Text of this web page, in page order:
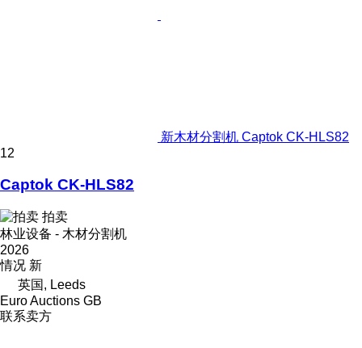
新木材分割机 Captok CK-HLS82
12
Captok CK-HLS82
拍卖
林业设备 - 木材分割机
2026
情况 新
英国, Leeds
Euro Auctions GB
联系卖方